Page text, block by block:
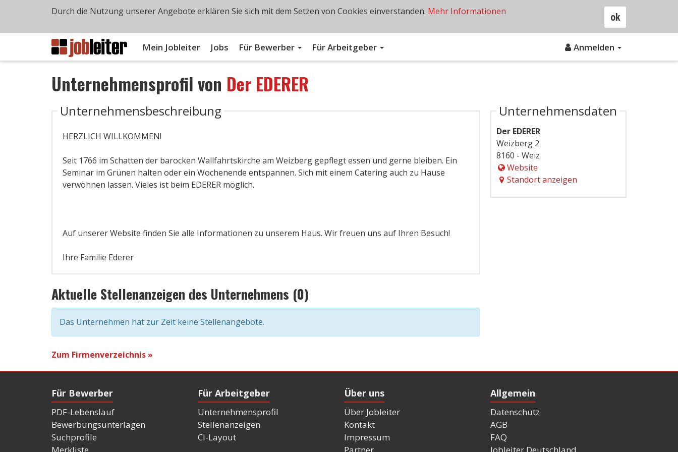
Mein Jobleiter Jobs Für Bewerber Für Arbeitgeber Anmelden
Unternehmensprofil von Der EDERER
Unternehmensbeschreibung
HERZLICH WILLKOMMEN!
Seit 1766 im Schatten der barocken Wallfahrtskirche am Weizberg gepflegt essen und gerne bleiben. Ein
Seminar im Grünen halten oder ein Wochenende entspannen. Sich mit einem Catering auch zu Hause
verwöhnen lassen. Vieles ist beim EDERER möglich.
Auf unserer Website finden Sie alle Informationen zu unserem Haus. Wir freuen uns auf Ihren Besuch!
Ihre Familie Ederer
Unternehmensdaten
Der EDERER
Weizberg 2
8160 - Weiz
Website
Standort anzeigen
Aktuelle Stellenanzeigen des Unternehmens (0)
Das Unternehmen hat zur Zeit keine Stellenangebote.
Zum Firmenverzeichnis »
Für Bewerber
PDF-Lebenslauf
Bewerbungsunterlagen
Suchprofile
Für Arbeitgeber
Unternehmensprofil
Stellenanzeigen
CI-Layout
Über uns
Über Jobleiter
Kontakt
Impressum
Allgemein
Datenschutz
AGB
FAQ
ok
Durch die Nutzung unserer Angebote erklären Sie sich mit dem Setzen von Cookies einverstanden. Mehr Informationen